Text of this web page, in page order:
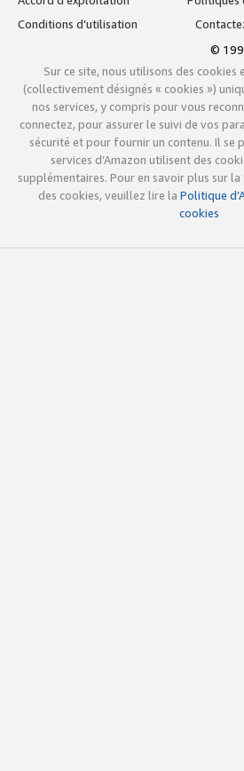
Conditions d’utilisation
©
Sur ce site, nous utilisons des cookies
(collectivement désignés « cookies »)
nos services, y compris pour vous
connectez, pour assurer le suivi de vos
sécurité et pour fournir un contenu. Il se
services d’Amazon utilisent des
supplémentaires. Pour en savoir plus sur
des cookies, veuillez lire la Politique
cookies